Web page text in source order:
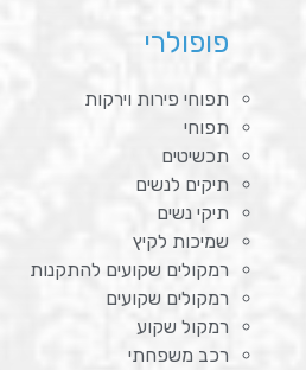
פופולרי
תפוחי פירות וירקות
תפוחי
תכשיטים
תיקים לנשים
תיקי נשים
שמיכות לקיץ
רמקולים שקועים להתקנות
רמקולים שקועים
רמקול שקוע
רכב משפחתי